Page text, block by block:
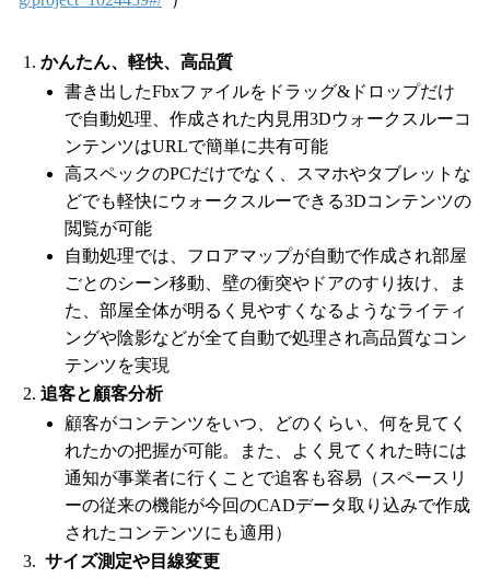
かんたん、軽快、高品質
書き出したFbxファイルをドラッグ&ドロップだけ
で自動処理、作成された内見用3Dウォークスルーコ
ンテンツはURLで簡単に共有可能
高スペックのPCだけでなく、スマホやタブレットな
どでも軽快にウォークスルーできる3Dコンテンツの
閲覧が可能
自動処理では、フロアマップが自動で作成され部屋
ごとのシーン移動、壁の衝突やドアのすり抜け、ま
た、部屋全体が明るく見やすくなるようなライティ
ングや陰影などが全て自動で処理され高品質なコン
テンツを実現
追客と顧客分析
顧客がコンテンツをいつ、どのくらい、何を見てく
れたかの把握が可能。また、よく見てくれた時には
通知が事業者に行くことで追客も容易（スペースリ
ーの従来の機能が今回のCADデータ取り込みで作成
されたコンテンツにも適用）
サイズ測定や目線変更